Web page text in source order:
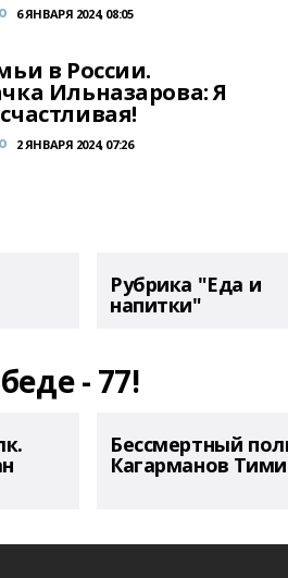
6 ЯНВАРЯ 2024, 08:05
в России.
Ильназарова: Я
2 ЯНВАРЯ 2024, 07:26
Рубрика "Еда и
напитки"
- 77!
Бессмертный
Кагарманов